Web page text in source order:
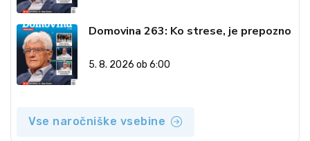
Domovina 263: Ko strese, je prepozno
5. 8. 2026 ob 6:00
Vse naročniške vsebine